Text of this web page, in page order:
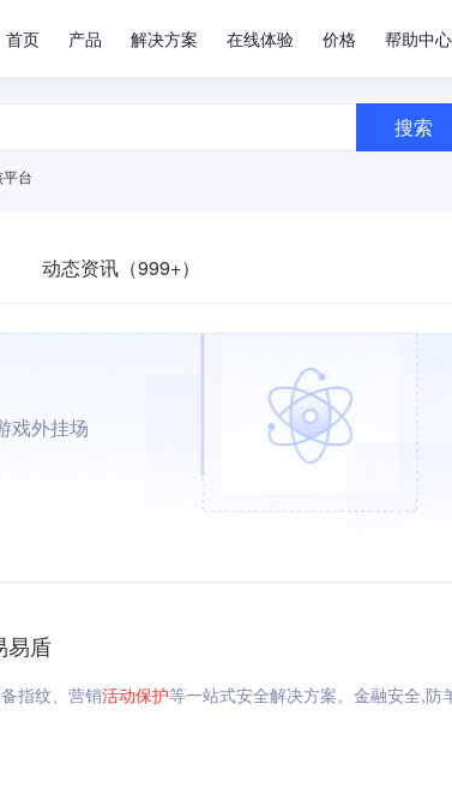
首页 产品 解决方案 在线体验 价格 帮助中心
搜索
台
动态资讯（999+）
戏外挂场
易盾
指纹、营销活动保护等一站式安全解决方案。金融安全,防